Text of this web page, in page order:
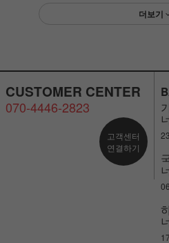
더보기
CUSTOMER CENTER
070-4446-2823
고객센터
연결하기